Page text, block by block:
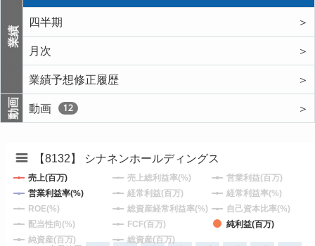
業績
四半期
＞
月次
＞
業績予想修正履歴
＞
動画 動画 12 ＞
【8132】 シナネンホールディングス
売上(百万) 売上総利益率(%)
営業利益(百万)
営業利益率(%)
経常利益(百万)
経常利益率(%)
ROE(%)
総資産経常利益率(%)
自己資本比率(%)
配当性向(%)
FCF(百万)
純利益(百万)
純資産(百万)
総資産(百万)